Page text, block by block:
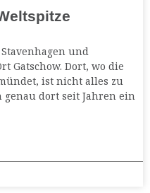
und
Gatschow. Dort, wo die
ist nicht alles zu
dort seit Jahren ein